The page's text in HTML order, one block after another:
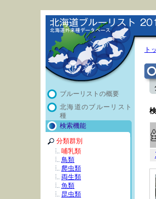
ブルーリストの概要
北海道のブルーリスト
種
検索機能
分類群別
哺乳類
鳥類
爬虫類
両生類
魚類
昆虫類
ト